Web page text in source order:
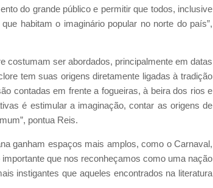
do grande público e permitir que todos, inclusive
habitam o imaginário popular no norte do país”,
costumam ser abordados, principalmente em datas
tem suas origens diretamente ligadas à tradição
contadas em frente a fogueiras, à beira dos rios e
é estimular a imaginação, contar as origens de
pontua Reis.
ganham espaços mais amplos, como o Carnaval,
que nos reconheçamos como uma nação
instigantes que aqueles encontrados na literatura